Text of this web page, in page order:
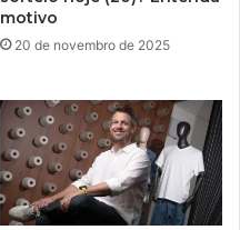
motivo
20 de novembro de 2025